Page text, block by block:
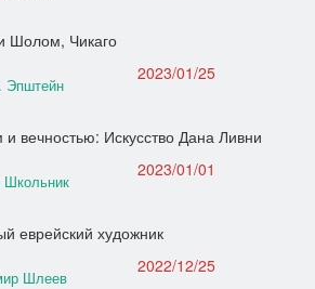
Шолом, Чикаго
Эпштейн
2023/01/25
вечностью: Искусство Дана Ливни
2023/01/01
еврейский художник
Шлеев
2022/12/25